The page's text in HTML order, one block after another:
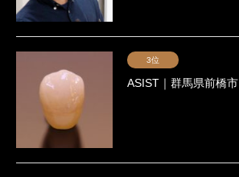
3位
ASIST｜群馬県前橋市